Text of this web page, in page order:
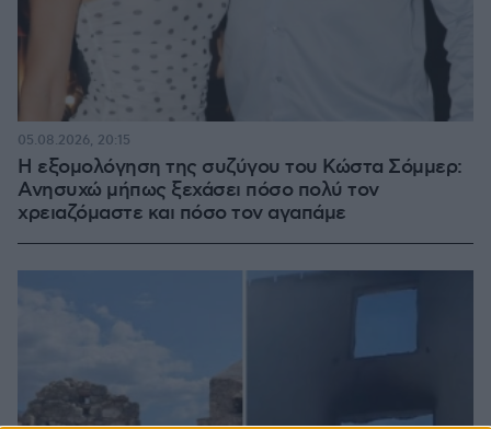
Η εξομολόγηση της συζύγου του Κώστα Σόμμερ:
Ανησυχώ μήπως ξεχάσει πόσο πολύ τον
χρειαζόμαστε και πόσο τον αγαπάμε
05.08.2026, 20:15